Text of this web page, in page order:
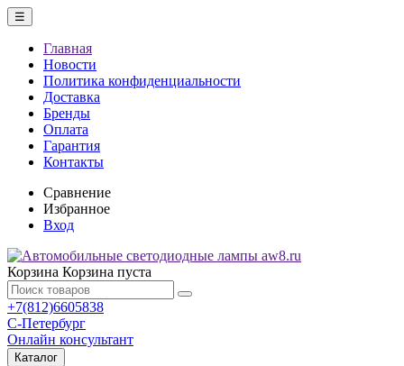
☰
Главная
Новости
Политика конфиденциальности
Доставка
Бренды
Оплата
Гарантия
Контакты
Сравнение
Избранное
Вход
Корзина Корзина пуста
+7(812)6605838
С-Петербург
Онлайн консультант
Каталог